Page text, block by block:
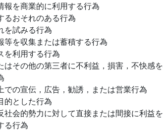
報を商業的に利用する行為
るおそれのある行為
を試みる行為
を収集または蓄積する行為
を利用する行為
その他の第三者に不利益，損害，不快感
での宣伝，広告，勧誘，または営業行為
的とした行為
社会的勢力に対して直接または間接に利益
る行為